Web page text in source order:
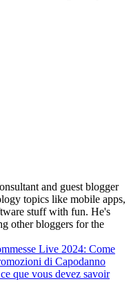
and guest blogger
topics like mobile apps,
stuff with fun. He's
other bloggers for the
Live 2024: Come
di Capodanno
que vous devez savoir